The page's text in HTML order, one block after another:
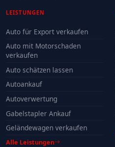
LEISTUNGEN
Auto für Export verkaufen
Auto mit Motorschaden
verkaufen
Auto schätzen lassen
Autoankauf
Autoverwertung
Gabelstapler Ankauf
Geländewagen verkaufen
Alle Leistungen